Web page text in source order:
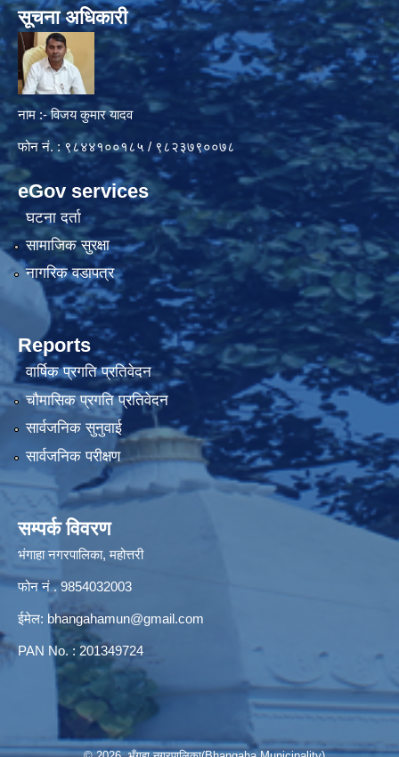
सूचना अधिकारी
नाम :- विजय कुमार यादव
फोन नं. : ९८४४१००१८५ / ९८२३७९००७८
eGov services
घटना दर्ता
सामाजिक सुरक्षा
नागरिक वडापत्र
Reports
वार्षिक प्रगति प्रतिवेदन
चौमासिक प्रगति प्रतिवेदन
सार्वजनिक सुनुवाई
सार्वजनिक परीक्षण
सम्पर्क विवरण
भंगाहा नगरपालिका, महोत्तरी
फोन नं . 9854032003
ईमेल: bhangahamun@gmail.com
PAN No. : 201349724